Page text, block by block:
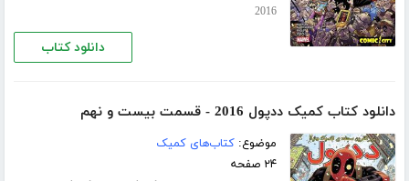
2016
دانلود کتاب
دانلود کتاب کمیک ددپول 2016 - قسمت بیست و نهم
موضوع:کتاب‌های کمیک
۲۴ صفحه